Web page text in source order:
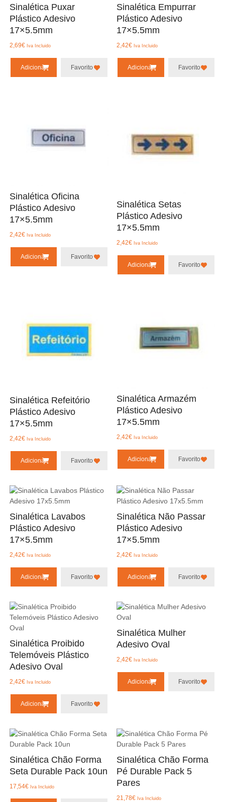
Sinalética Puxar
Plástico Adesivo
17×5.5mm
2,69€ Iva Incluido
Adicionar Favorito
Sinalética Empurrar
Plástico Adesivo
17×5.5mm
2,42€ Iva Incluido
Adicionar Favorito
Sinalética Oficina
Plástico Adesivo
17×5.5mm
2,42€ Iva Incluido
Adicionar Favorito
Sinalética Setas
Plástico Adesivo
17×5.5mm
2,42€ Iva Incluido
Adicionar Favorito
Sinalética Refeitório
Plástico Adesivo
17×5.5mm
2,42€ Iva Incluido
Adicionar Favorito
Sinalética Armazém
Plástico Adesivo
17×5.5mm
2,42€ Iva Incluido
Adicionar Favorito
Sinalética Lavabos
Plástico Adesivo
17×5.5mm
2,42€ Iva Incluido
Adicionar Favorito
Sinalética Não Passar
Plástico Adesivo
17×5.5mm
2,42€ Iva Incluido
Adicionar Favorito
Sinalética Proibido
Telemóveis Plástico
Adesivo Oval
2,42€ Iva Incluido
Adicionar Favorito
Sinalética Mulher
Adesivo Oval
2,42€ Iva Incluido
Adicionar Favorito
Sinalética Chão Forma
Seta Durable Pack 10un
17,54€ Iva Incluido
Sinalética Chão Forma
Pé Durable Pack 5
Pares
21,78€ Iva Incluido